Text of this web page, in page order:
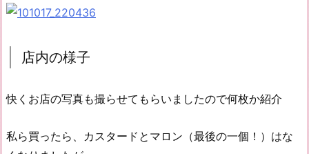
店内の様子
快くお店の写真も撮らせてもらいましたので何枚か紹介
私ら買ったら、カスタードとマロン（最後の一個！）はな